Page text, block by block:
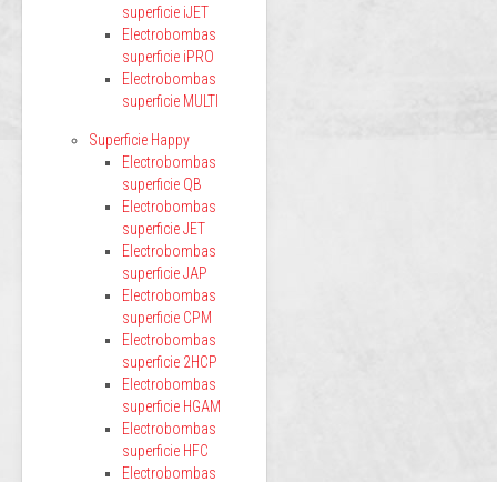
superficie iJET
Electrobombas
superficie iPRO
Electrobombas
superficie MULTI
Superficie Happy
Electrobombas
superficie QB
Electrobombas
superficie JET
Electrobombas
superficie JAP
Electrobombas
superficie CPM
Electrobombas
superficie 2HCP
Electrobombas
superficie HGAM
Electrobombas
superficie HFC
Electrobombas